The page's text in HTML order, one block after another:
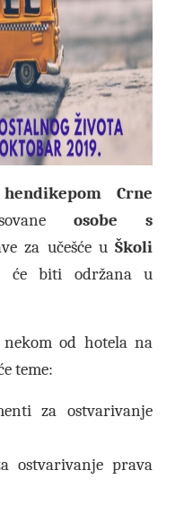
Crne
osobe s
za učešće u Školi
biti održana u
od hotela na
teme:
za ostvarivanje
ostvarivanje prava